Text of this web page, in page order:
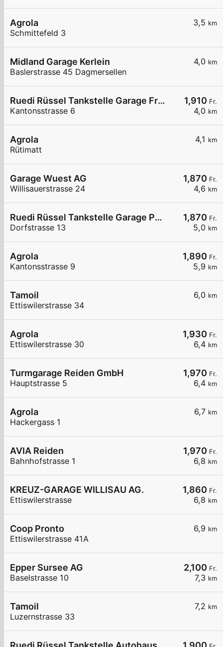
3,5 km
Agrola
Schmittefeld 3
4,0 km
Midland Garage Kerlein
Baslerstrasse 45 Dagmersellen
1,910 Fr.
4,0 km
Ruedi Rüssel Tankstelle Garage Franz Wey
Kantonsstrasse 6
4,1 km
Agrola
Rütimatt
1,870 Fr.
4,6 km
Garage Wuest AG
Willisauerstrasse 24
1,870 Fr.
5,0 km
Ruedi Rüssel Tankstelle Garage Pneuhaus Gettnau
Dorfstrasse 13
1,890 Fr.
5,9 km
Agrola
Kantonsstrasse 9
6,0 km
Tamoil
Ettiswilerstrasse 34
1,930 Fr.
6,4 km
Agrola
Ettiswilerstrasse 30
1,970 Fr.
6,4 km
Turmgarage Reiden GmbH
Hauptstrasse 5
6,7 km
Agrola
Hackergass 1
1,970 Fr.
6,8 km
AVIA Reiden
Bahnhofstrasse 1
1,860 Fr.
6,8 km
KREUZ-GARAGE WILLISAU AG.
Ettiswilerstrasse
6,9 km
Coop Pronto
Ettiswilerstrasse 41A
2,100 Fr.
7,3 km
Epper Sursee AG
Baselstrasse 10
7,2 km
Tamoil
Luzernstrasse 33